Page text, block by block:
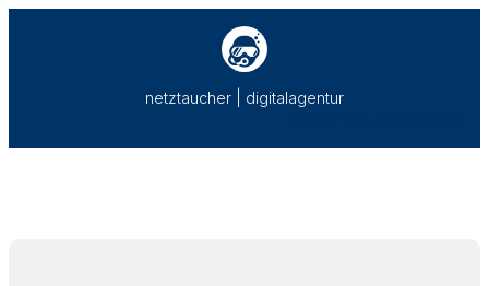
netztaucher | digitalagentur